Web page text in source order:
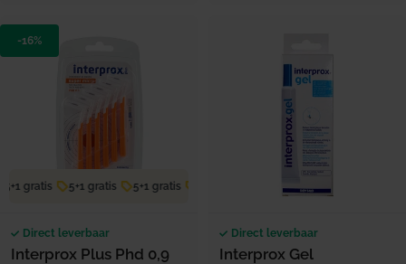
-16%
5+1 gratis 5+1 gratis 5+1 gratis 5+1 gratis
Direct leverbaar
Interprox Plus Phd 0,9
Direct leverbaar
Interprox Gel